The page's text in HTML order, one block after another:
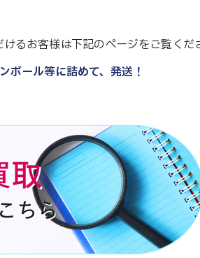
るお客様は下記のページをご覧くだ
ボール等に詰めて、発送！